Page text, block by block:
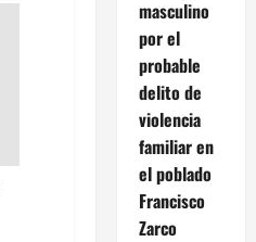
masculino
por el
probable
delito de
violencia
familiar en
el poblado
Francisco
Zarco